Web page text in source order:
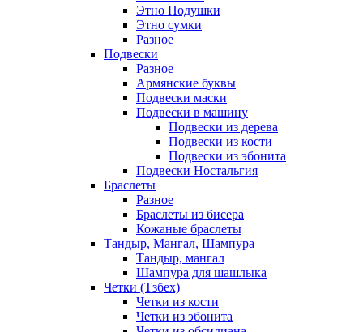
Этно Подушки
Этно сумки
Разное
Подвески
Разное
Армянские буквы
Подвески маски
Подвески в машину
Подвески из дерева
Подвески из кости
Подвески из эбонита
Подвески Ностальгия
Браслеты
Разное
Браслеты из бисера
Кожаные браслеты
Тандыр, Мангал, Шампура
Тандыр, мангал
Шампура для шашлыка
Четки (Тзбех)
Четки из кости
Четки из эбонита